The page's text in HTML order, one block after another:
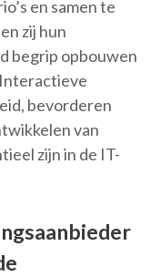
en samen te
zij hun
begrip opbouwen
bevorderen
van
zijn in de IT-